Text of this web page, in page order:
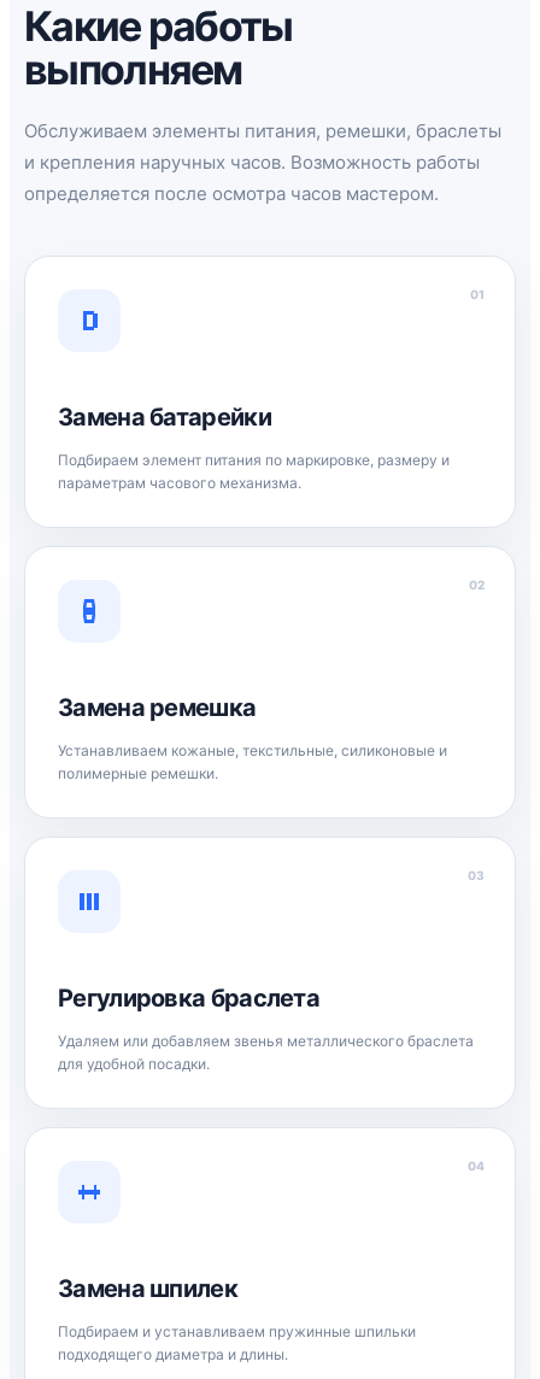
Какие работы
выполняем
Обслуживаем элементы питания, ремешки, браслеты
и крепления наручных часов. Возможность работы
определяется после осмотра часов мастером.
01
Замена батарейки
Подбираем элемент питания по маркировке, размеру и
параметрам часового механизма.
02
Замена ремешка
Устанавливаем кожаные, текстильные, силиконовые и
полимерные ремешки.
03
Регулировка браслета
Удаляем или добавляем звенья металлического браслета
для удобной посадки.
04
Замена шпилек
Подбираем и устанавливаем пружинные шпильки
подходящего диаметра и длины.